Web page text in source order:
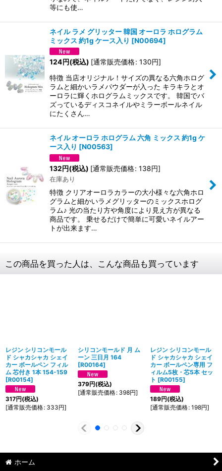
等にも使…
ネイル ラメ グリッター 韓国 オーロラ ホログラム
ミックス 約1g ケース入り [N00694]
124円(税込) [通常販売価格: 130円]
特徴 当店オリジナル！サイズの異なる六角ホログ
ラムと細かいラメパウダーが入った キラキラとオ
ーロラに輝くホログラムミックスです。 韓国でバ
ズっているディスコネイルやミラーボールネイル
にたくさん…
ネイル オーロラ ホログラム 六角 ミックス 約1g ケ
ース入り [N00563]
132円(税込) [通常販売価格: 138円]
在庫あり
特徴 クリアオーロラカラーの大小様々な六角ホロ
グラムと細かいラメグリッターのミックスホログ
ラム♪ 光の当たり方や角度により見え方が異なる
商品です。 乗せるだけで簡単に可愛いネイルアー
トが出来ます…
この商品を買った人は、こんな商品も買っています
レジン シリコンモール
ド シャカシャカ シェイ
カー ボールペン フィル
ム 芯付き 1本 154-159
[R00154]
317円(税込)
[通常販売価格: 333円]
シリコンモールド 月 ム
ーン 三日月 164
[R00164]
379円(税込)
[通常販売価格: 398円]
レジン シリコンモール
ド シャカシャカ シェイ
カー ボールペン専用 フ
ィルム5枚・芯5本 セッ
ト [R00155]
189円(税込)
[通常販売価格: 198円]
ホーム